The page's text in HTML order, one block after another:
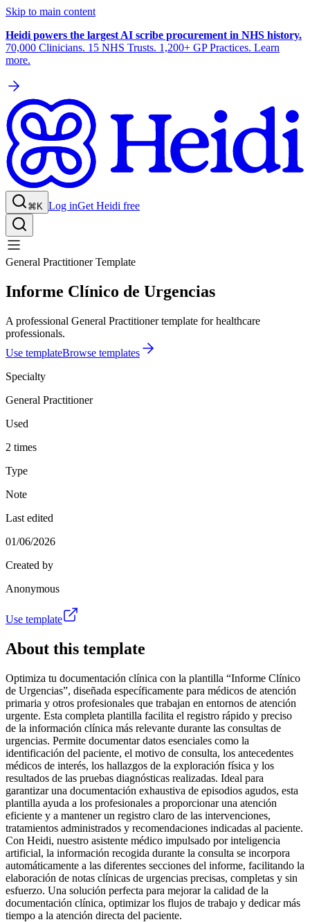
Skip to main content
Heidi powers the largest AI scribe procurement in NHS history.
70,000 Clinicians. 15 NHS Trusts. 1,200+ GP Practices. Learn
more.
⌘K Log inGet Heidi free
General Practitioner Template
Informe Clínico de Urgencias
A professional General Practitioner template for healthcare
professionals.
Use templateBrowse templates
Specialty
General Practitioner
Used
2 times
Type
Note
Last edited
01/06/2026
Created by
Anonymous
Use template
About this template
Optimiza tu documentación clínica con la plantilla “Informe Clínico
de Urgencias”, diseñada específicamente para médicos de atención
primaria y otros profesionales que trabajan en entornos de atención
urgente. Esta completa plantilla facilita el registro rápido y preciso
de la información clínica más relevante durante las consultas de
urgencias. Permite documentar datos esenciales como la
identificación del paciente, el motivo de consulta, los antecedentes
médicos de interés, los hallazgos de la exploración física y los
resultados de las pruebas diagnósticas realizadas. Ideal para
garantizar una documentación exhaustiva de episodios agudos, esta
plantilla ayuda a los profesionales a proporcionar una atención
eficiente y a mantener un registro claro de las intervenciones,
tratamientos administrados y recomendaciones indicadas al paciente.
Con Heidi, nuestro asistente médico impulsado por inteligencia
artificial, la información recogida durante la consulta se incorpora
automáticamente a las diferentes secciones del informe, facilitando la
elaboración de notas clínicas de urgencias precisas, completas y sin
esfuerzo. Una solución perfecta para mejorar la calidad de la
documentación clínica, optimizar los flujos de trabajo y dedicar más
tiempo a la atención directa del paciente.